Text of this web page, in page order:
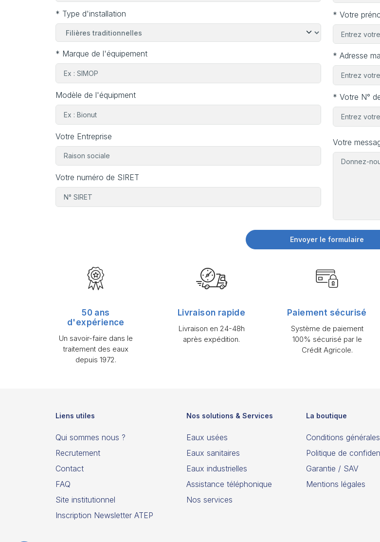
* Type d'installation
* Marque de l'équipement
Modèle de l'équipment
Votre Entreprise
Votre numéro de SIRET
* Votre
* Adresse
* Votre N°
Votre
Envoyer le formulaire
50 ans
d'expérience
Un savoir-faire dans le
traitement des eaux
depuis 1972.
Livraison rapide
Livraison en 24-48h
après expédition.
Paiement sécurisé
Système de paiement
100% sécurisé par le
Crédit Agricole.
Liens utiles
Qui sommes nous ?
Recrutement
Contact
FAQ
Site institutionnel
Inscription Newsletter ATEP
Nos solutions & Services
Eaux usées
Eaux sanitaires
Eaux industrielles
Assistance téléphonique
Nos services
La boutique
Conditions
Politique de
Garantie / SAV
Mentions légales